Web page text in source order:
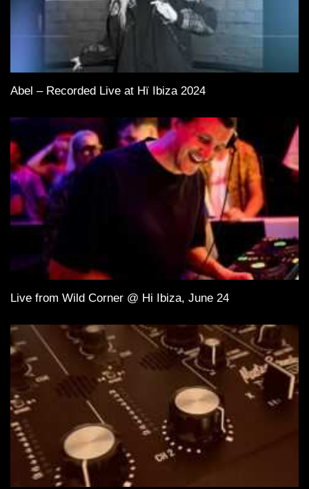
Abel – Recorded Live at Hï Ibiza 2024
Live from Wild Corner @ Hi Ibiza, June 24